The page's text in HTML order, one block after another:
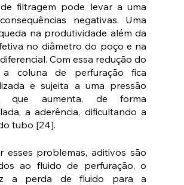
filtragem pode levar a uma
negativas. Uma
na produtividade além da
no diâmetro do poço e na
Com essa redução do
a coluna de perfuração fica
e sujeita a uma pressão
que aumenta, de forma
a aderência, dificultando a
tubo [24].
esses problemas, aditivos são
ao fluido de perfuração, o
a perda de fluido para a